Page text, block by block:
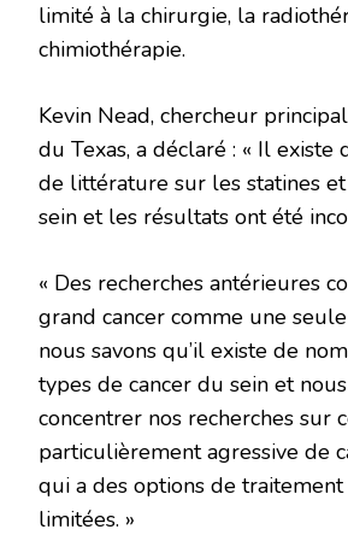
limité à la chirurgie, la
chimiothérapie.
Kevin Nead, chercheur
du Texas, a déclaré : « Il existe
de littérature sur les statines
sein et les résultats ont été
« Des recherches antérieures
grand cancer comme une
nous savons qu’il existe de
types de cancer du sein et
concentrer nos recherches sur
particulièrement agressive de
qui a des options de traitement
limitées. »